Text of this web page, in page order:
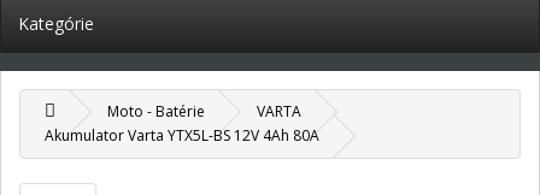
Kategórie
Moto - Batérie
VARTA
Akumulator Varta YTX5L-BS 12V 4Ah 80A